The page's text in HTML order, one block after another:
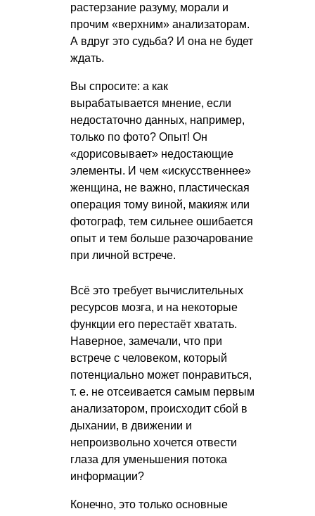
растерзание разуму, морали и
прочим «верхним» анализаторам.
А вдруг это судьба? И она не будет
ждать.
Вы спросите: а как
вырабатывается мнение, если
недостаточно данных, например,
только по фото? Опыт! Он
«дорисовывает» недостающие
элементы. И чем «искусственнее»
женщина, не важно, пластическая
операция тому виной, макияж или
фотограф, тем сильнее ошибается
опыт и тем больше разочарование
при личной встрече.
Всё это требует вычислительных
ресурсов мозга, и на некоторые
функции его перестаёт хватать.
Наверное, замечали, что при
встрече с человеком, который
потенциально может понравиться,
т. е. не отсеивается самым первым
анализатором, происходит сбой в
дыхании, в движении и
непроизвольно хочется отвести
глаза для уменьшения потока
информации?
Конечно, это только основные